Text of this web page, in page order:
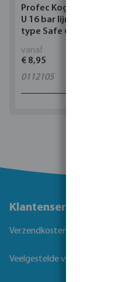
Profec Kogelkraan PVC-
U 16 bar lijmmof grijs
type Safe 600
vanaf
€ 8,95
0112105
Klantenservice
Verzendkosten
Veelgestelde vragen